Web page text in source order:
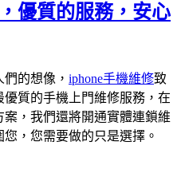
優質的服務，安心
的想像， iphone手機維修致
質的手機上門維修服務，在
，我們還將開通實體連鎖維
，您需要做的只是選擇。